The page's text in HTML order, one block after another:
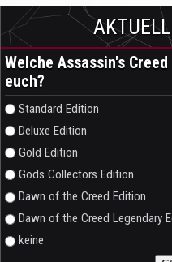
Welche Assassin's
euch?
Auswahlmöglichkeiten
Standard Edition
Deluxe Edition
Gold Edition
Gods Collectors Edition
Dawn of the Creed Edition
Dawn of the Creed Legendary
keine